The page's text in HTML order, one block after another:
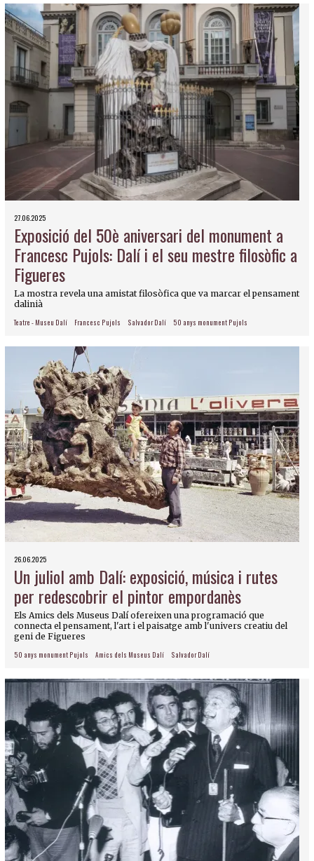
27.06.2025
Exposició del 50è aniversari del monument a
Francesc Pujols: Dalí i el seu mestre filosòfic a
Figueres
La mostra revela una amistat filosòfica que va marcar el pensament
dalinià
Teatre - Museu Dalí Francesc Pujols Salvador Dalí 50 anys monument Pujols
26.06.2025
Un juliol amb Dalí: exposició, música i rutes
per redescobrir el pintor empordanès
Els Amics dels Museus Dalí ofereixen una programació que
connecta el pensament, l'art i el paisatge amb l'univers creatiu del
geni de Figueres
50 anys monument Pujols Amics dels Museus Dalí Salvador Dalí